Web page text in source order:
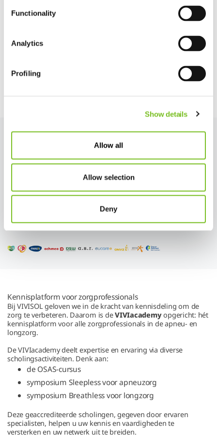
Functionality
Analytics
Profiling
Show details
Allow all
Allow selection
Deny
We hebben contracten
met alle
zorgverzekeraars in
Nederland
Kennisplatform voor zorgprofessionals
Bij VIVISOL geloven we in de kracht van kennisdeling om de
zorg te verbeteren. Daarom is deVIVIacademyopgericht: hét
kennisplatform voor alle zorgprofessionals in de apneu- en
longzorg.
De VIVIacademy deelt expertise en ervaring via diverse
scholingsactiviteiten. Denk aan:
de OSAS-cursus
symposium Sleepless voor apneuzorg
symposium Breathless voor longzorg
Deze geaccrediteerde scholingen, gegeven door ervaren
specialisten, helpen u uw kennis en vaardigheden te
versterken en uw netwerk uit te breiden.